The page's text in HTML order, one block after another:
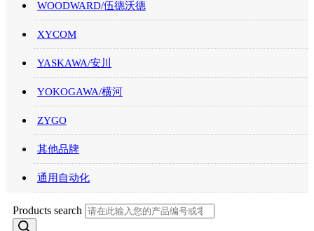
WOODWARD/伍德沃德
XYCOM
YASKAWA/安川
YOKOGAWA/横河
ZYGO
其他品牌
通用自动化
Products search